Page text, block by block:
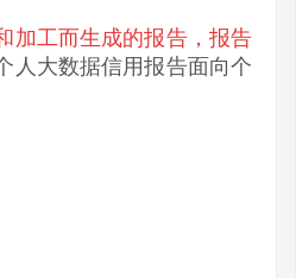
加工而生成的报告，报告
人大数据信用报告面向个